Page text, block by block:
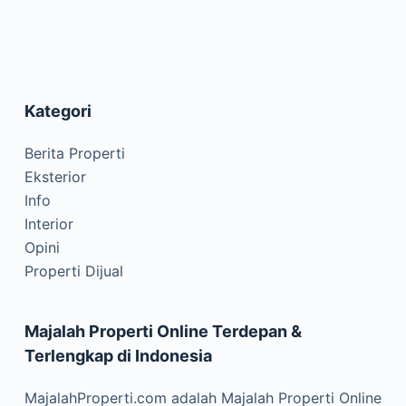
Kategori
Berita Properti
Eksterior
Info
Interior
Opini
Properti Dijual
Majalah Properti Online Terdepan &
Terlengkap di Indonesia
MajalahProperti.com adalah Majalah Properti Online